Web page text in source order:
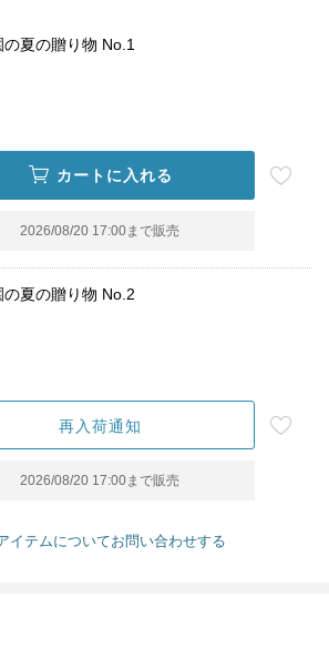
の夏の贈り物 No.1
カートに入れる
2026/08/20 17:00まで販売
の夏の贈り物 No.2
再入荷通知
2026/08/20 17:00まで販売
イテムについてお問い合わせする